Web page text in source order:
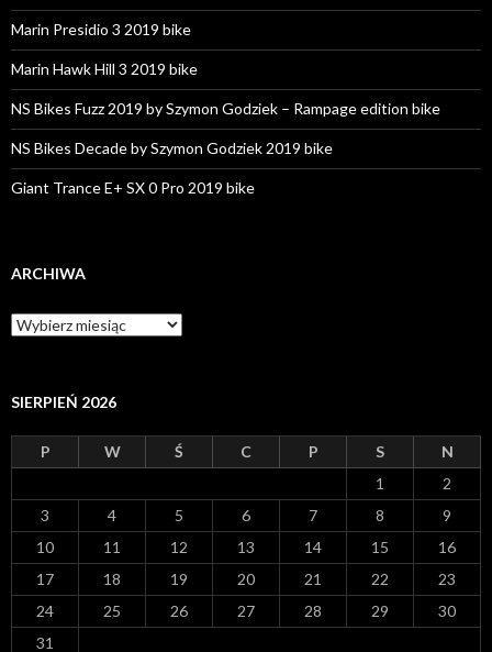
Marin Presidio 3 2019 bike
Marin Hawk Hill 3 2019 bike
NS Bikes Fuzz 2019 by Szymon Godziek – Rampage edition bike
NS Bikes Decade by Szymon Godziek 2019 bike
Giant Trance E+ SX 0 Pro 2019 bike
ARCHIWA
A
r
i
a
SIERPIEŃ 2026
P W Ś C P S N
1
2
3
4 5 6 7 8
9
10
11 12 13 14 15
16
17
18 19 20 21 22
23
24
25 26 27 28 29
30
31